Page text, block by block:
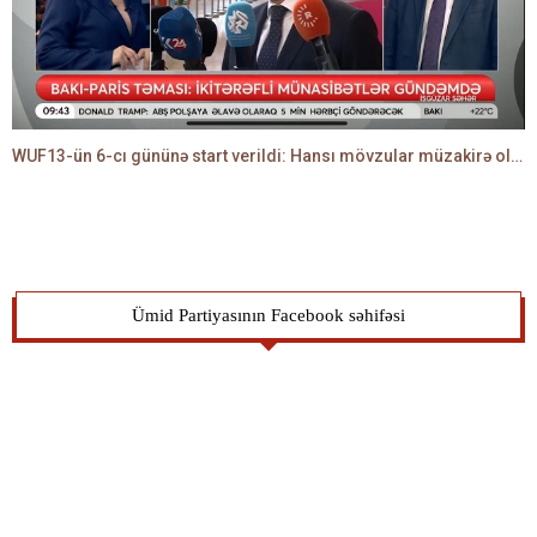
WUF13-ün 6-cı gününə start verildi: Hansı mövzular müzakirə olunacaq? -TALEH ƏLİYEV danışır
Ümid Partiyasının Facebook səhifəsi